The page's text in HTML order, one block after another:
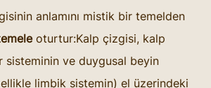
anlamını mistik bir temelden
oturtur:Kalp çizgisi, kalp
sisteminin ve duygusal beyin
limbik sistemin) el üzerindeki